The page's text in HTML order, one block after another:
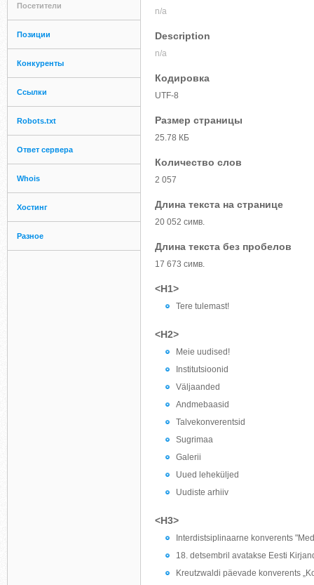
Посетители
Позиции
Конкуренты
Ссылки
Robots.txt
Ответ сервера
Whois
Хостинг
Разное
n/a
Description
n/a
Кодировка
UTF-8
Размер страницы
25.78 КБ
Количество слов
2 057
Длина текста на странице
20 052 симв.
Длина текста без пробелов
17 673 симв.
<H1>
Tere tulemast!
<H2>
Meie uudised!
Institutsioonid
Väljaanded
Andmebaasid
Talvekonverentsid
Sugrimaa
Galerii
Uued leheküljed
Uudiste arhiiv
<H3>
Interdistsiplinaarne konverents
18. detsembril avatakse Eesti
Kreutzwaldi päevade konverents